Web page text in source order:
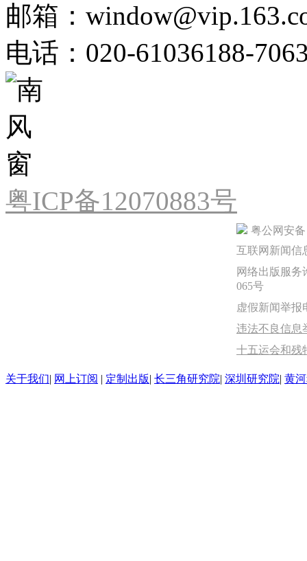
邮箱：
电话：020-61036188-
粤ICP备12070883号
粤公网安备
互联网新闻信
网络出版服务
065号
虚假新闻举报
违法不良信息
十五运会和残
关于我们| 网上订阅 | 定制出版| 长三角研究院| 深圳研究院| 黄